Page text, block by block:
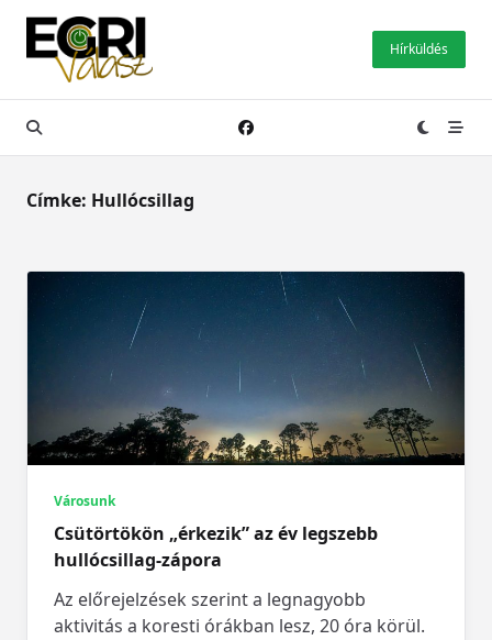
Skip
content
Hírküldés
Címke: Hullócsillag
Városunk
Csütörtökön „érkezik” az év legszebb
hullócsillag-zápora
Az előrejelzések szerint a legnagyobb
aktivitás a koresti órákban lesz, 20 óra körül.